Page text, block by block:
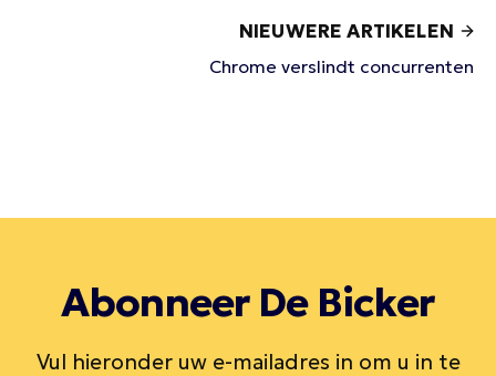
NIEUWERE ARTIKELEN
Chrome verslindt concurrenten
Abonneer De Bicker
Vul hieronder uw e-mailadres in om u in te